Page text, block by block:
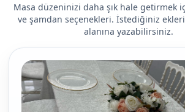
Masa düzeninizi daha şık hale getirmek
ve şamdan seçenekleri. İstediğiniz
alanına yazabilirsiniz.